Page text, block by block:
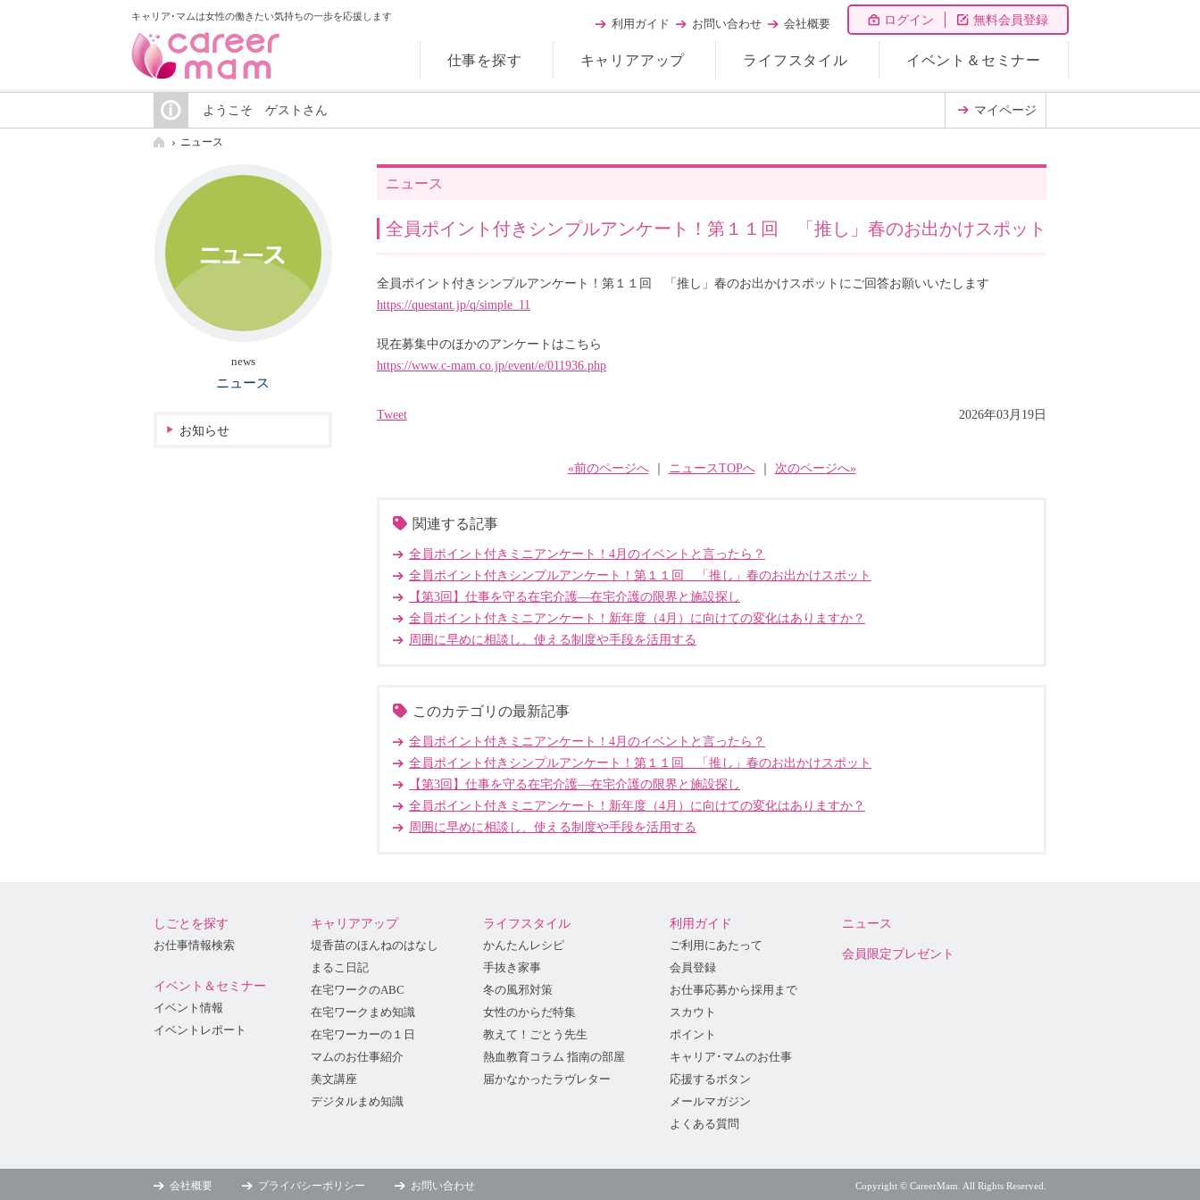
キャリア･マムは女性の働きたい気持ちの一歩を応援します ログイン 無料会員登録
仕事を探す キャリアアップ ライフスタイル イベント＆セミナー
利用ガイド お問い合わせ 会社概要
ようこそ ゲストさん マイページ
ニュース
ニュース
全員ポイント付きシンプルアンケート！第１１回 「推し」春のお出かけスポット
全員ポイント付きシンプルアンケート！第１１回 「推し」春のお出かけスポットにご回答お願いいたします
https://questant.jp/q/simple_11
現在募集中のほかのアンケートはこちら
https://www.c-mam.co.jp/event/e/011936.php
Tweet 2026年03月19日
«前のページへ｜ ニュースTOPへ｜ 次のページへ»
関連する記事
全員ポイント付きミニアンケート！4月のイベントと言ったら？
全員ポイント付きシンプルアンケート！第１１回 「推し」春のお出かけスポット
【第3回】仕事を守る在宅介護―在宅介護の限界と施設探し
全員ポイント付きミニアンケート！新年度（4月）に向けての変化はありますか？
周囲に早めに相談し、使える制度や手段を活用する
このカテゴリの最新記事
全員ポイント付きミニアンケート！4月のイベントと言ったら？
全員ポイント付きシンプルアンケート！第１１回 「推し」春のお出かけスポット
【第3回】仕事を守る在宅介護―在宅介護の限界と施設探し
全員ポイント付きミニアンケート！新年度（4月）に向けての変化はありますか？
周囲に早めに相談し、使える制度や手段を活用する
news
ニュース
お知らせ
しごとを探す
お仕事情報検索
イベント＆セミナー
イベント情報
イベントレポート
キャリアアップ
堤香苗のほんねのはなし
まるこ日記
在宅ワークのABC
在宅ワークまめ知識
在宅ワーカーの１日
マムのお仕事紹介
美文講座
デジタルまめ知識
ライフスタイル
かんたんレシピ
手抜き家事
冬の風邪対策
女性のからだ特集
教えて！ごとう先生
熱血教育コラム 指南の部屋
届かなかったラヴレター
利用ガイド
ご利用にあたって
会員登録
お仕事応募から採用まで
スカウト
ポイント
キャリア･マムのお仕事
応援するボタン
メールマガジン
よくある質問
ニュース
会員限定プレゼント
会社概要 プライバシーポリシー お問い合わせ Copyright © CareerMam. All Rights Reserved.